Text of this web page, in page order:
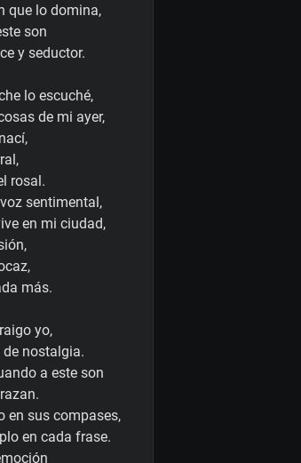
que lo domina,
son
y seductor.
lo escuché,
de mi ayer,
rosal.
sentimental,
en mi ciudad,
más.
yo,
nostalgia.
a este son
en sus compases,
en cada frase.